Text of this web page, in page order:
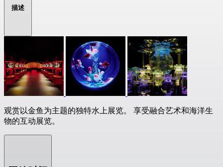
描述
观赏以金鱼为主题的独特水上展览。 享受融合艺术和海洋生
物的互动展览。